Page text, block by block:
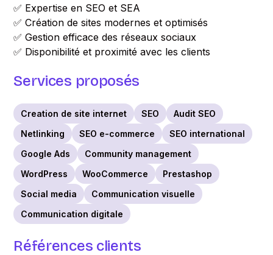
✅ Expertise en SEO et SEA
✅ Création de sites modernes et optimisés
✅ Gestion efficace des réseaux sociaux
✅ Disponibilité et proximité avec les clients
Services proposés
Creation de site internet SEO
Audit SEO
Netlinking
SEO e-commerce
SEO international
Google Ads
Community management
WordPress
WooCommerce
Prestashop
Social media
Communication visuelle
Communication digitale
Références clients